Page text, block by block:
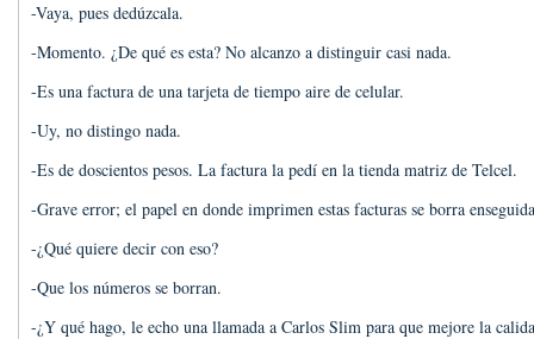
-Vaya, pues dedúzcala.
-Momento. ¿De qué es esta? No alcanzo a distinguir casi nada.
-Es una factura de una tarjeta de tiempo aire de celular.
-Uy, no distingo nada.
-Es de doscientos pesos. La factura la pedí en la tienda matriz de Telcel.
-Grave error; el papel en donde imprimen estas facturas se borra
-¿Qué quiere decir con eso?
-Que los números se borran.
-¿Y qué hago, le echo una llamada a Carlos Slim para que mejore la